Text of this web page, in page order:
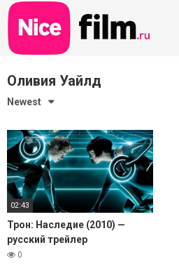
Skip
to
content
Оливия Уайлд
Newest
02:43
Трон: Наследие (2010) —
русский трейлер
0